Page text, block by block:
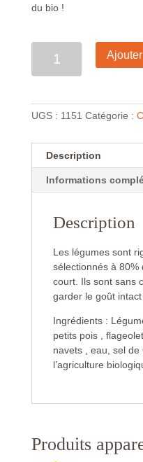
du bio !
UGS : 1151 Catégorie :
Description
Informations
Description
Les légumes sont
sélectionnés à 80%
court. Ils sont sans
garder le goût
Ingrédients :
petits pois ,
navets , eau, sel
l’agriculture
Produits